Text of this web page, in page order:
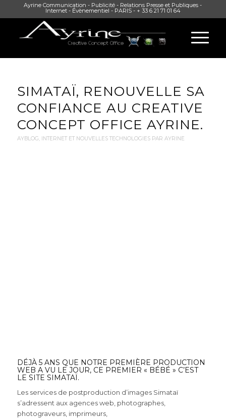
Ayrine Communication - Publicité - Relations Presse et Publiques -
Internet - Évènementiel - PARIS - + 33 6 21 71 01 64
SIMATAÏ, RENOUVELLE SA
CONFIANCE AU CREATIVE
CONCEPT OFFICE AYRINE.
AYBLOG, INTERNET ET NOUVELLES TECHNOLOGIES PAR AYRINE
DÉJÀ 5 ANS QUE NOTRE PREMIÈRE PRODUCTION
WEB A VU LE JOUR, CE PREMIER « BÉBÉ » C’EST
LE SITE SIMATAÏ.
Les services de postproduction d’images Simataï
s’adressent aux agences web, photographes,
photograveurs, imprimeurs,